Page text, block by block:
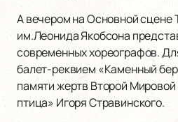
А вечером на Основной сцене
им.Леонида Якобсона
современных хореографов.
балет-реквием «Каменный
памяти жертв Второй
птица» Игоря Стравинского.